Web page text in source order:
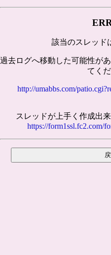
該当のスレッド
過去ログへ移動した可能性が
てくだ
http://umabbs.com/
スレッドが上手く作成出
https://form1ssl.fc2.com/